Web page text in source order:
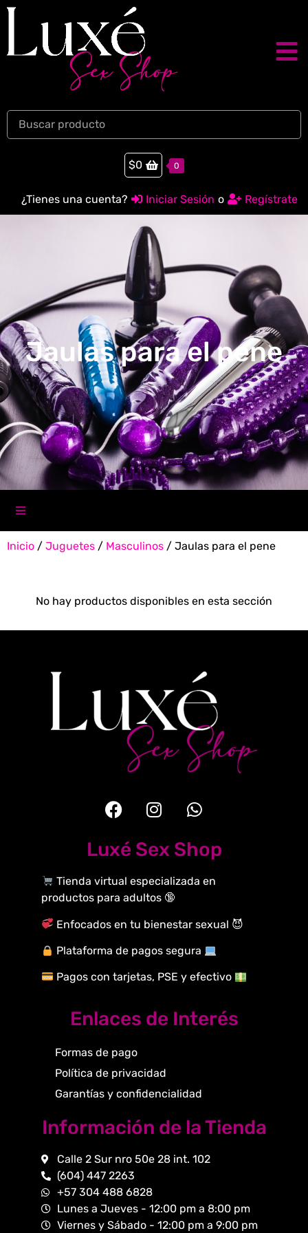
$0 0
¿Tienes una cuenta? Iniciar Sesión o Regístrate
Jaulas para el pene
Inicio / Juguetes / Masculinos / Jaulas para el pene
No hay productos disponibles en esta sección
Luxé Sex Shop
Tienda virtual especializada en
productos para adultos 🔞
Enfocados en tu bienestar sexual 😈
Plataforma de pagos segura
Pagos con tarjetas, PSE y efectivo
Enlaces de Interés
Formas de pago
Política de privacidad
Garantías y confidencialidad
Información de la Tienda
Calle 2 Sur nro 50e 28 int. 102
(604) 447 2263
+57 304 488 6828
Lunes a Jueves - 12:00 pm a 8:00 pm
Viernes y Sábado - 12:00 pm a 9:00 pm